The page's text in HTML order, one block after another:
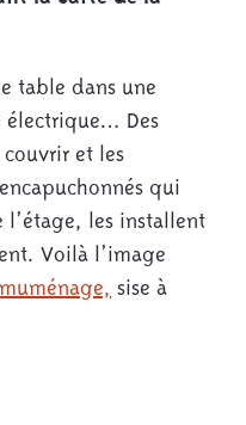
table dans une
électrique… Des
couvrir et les
qui
l’étage, les installent
Voilà l’image
sise à